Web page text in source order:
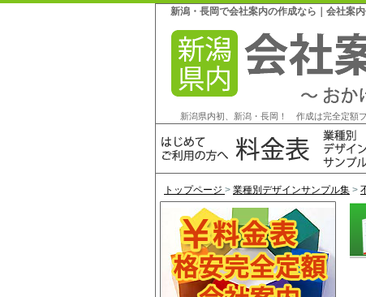
新潟・長岡で会社案内の作成なら｜会社案
新潟県内初、新潟・長岡！ 作成は完全定額
トップページ > 業種別デザインサンプル集 >